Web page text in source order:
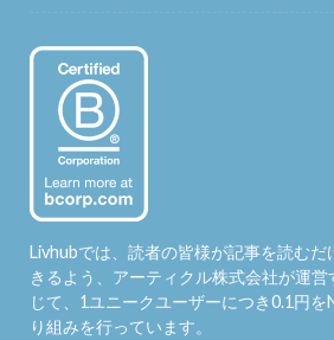
Livhubでは、読者の皆様が記事を読むだ
きるよう、アーティクル株式会社が運営
じて、1ユニークユーザーにつき0.1円
り組みを行っています。